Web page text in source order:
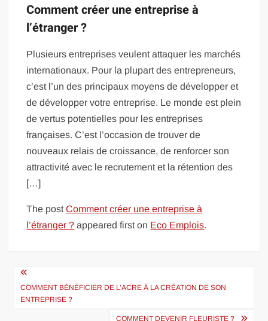
Comment créer une entreprise à
l’étranger ?
Plusieurs entreprises veulent attaquer les marchés
internationaux. Pour la plupart des entrepreneurs,
c’est l’un des principaux moyens de développer et
de développer votre entreprise. Le monde est plein
de vertus potentielles pour les entreprises
françaises. C’est l’occasion de trouver de
nouveaux relais de croissance, de renforcer son
attractivité avec le recrutement et la rétention des
[…]
The postComment créer une entreprise à
l’étranger ? appeared first on Eco Emplois.
Navigation
de
COMMENT BÉNÉFICIER DE L’ACRE À LA CRÉATION DE SON
ENTREPRISE ?
COMMENT DEVENIR FLEURISTE ?